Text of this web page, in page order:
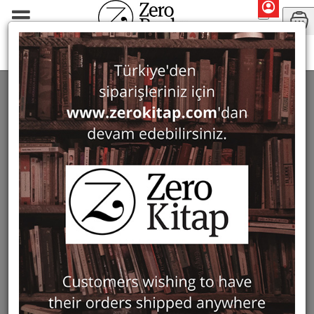
Monographs History